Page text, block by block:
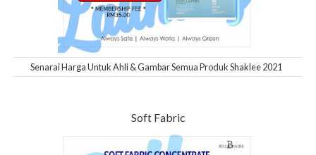
Senarai Harga Untuk Ahli & Gambar Semua Produk Shaklee 2021
Soft Fabric